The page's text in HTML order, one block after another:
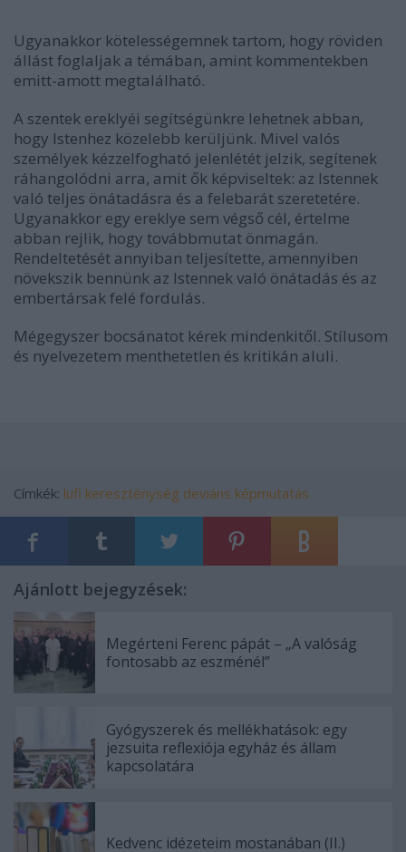
Ugyanakkor kötelességemnek tartom, hogy röviden
állást foglaljak a témában, amint kommentekben
emitt-amott megtalálható.
A szentek ereklyéi segítségünkre lehetnek abban,
hogy Istenhez közelebb kerüljünk. Mivel valós
személyek kézzelfogható jelenlétét jelzik, segítenek
ráhangolódni arra, amit ők képviseltek: az Istennek
való teljes önátadásra és a felebarát szeretetére.
Ugyanakkor egy ereklye sem végső cél, értelme
abban rejlik, hogy továbbmutat önmagán.
Rendeltetését annyiban teljesítette, amennyiben
növekszik bennünk az Istennek való önátadás és az
embertársak felé fordulás.
Mégegyszer bocsánatot kérek mindenkitől. Stílusom
és nyelvezetem menthetetlen és kritikán aluli.
Címkék: lufi kereszténység deviáns képmutatás
Ajánlott bejegyzések:
Megérteni Ferenc pápát – „A valóság
fontosabb az eszménél”
Gyógyszerek és mellékhatások: egy
jezsuita reflexiója egyház és állam
kapcsolatára
Kedvenc idézeteim mostanában (II.)